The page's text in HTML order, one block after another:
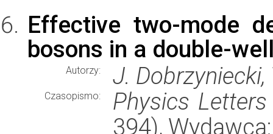
Effective two-mode
bosons in a double-
Autorzy: J. Dobrzyniecki,
Czasopismo:
Physics
394),